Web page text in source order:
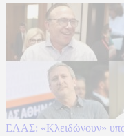
ΕΛΑΣ: «Κλειδώνουν»